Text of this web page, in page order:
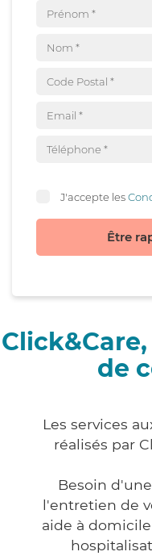
J'accepte les
Être
de
Les services
réalisés par
Besoin
l'entretien de
aide à